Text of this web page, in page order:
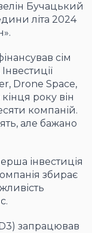
Бучацький
літа 2024
сім
Drone Space,
року він
компаній.
але бажано
інвестиція
збирає
запрацював